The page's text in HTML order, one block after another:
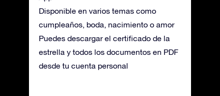
Disponible en varios temas como
cumpleaños, boda, nacimiento o amor
Puedes descargar el certificado de la
estrella y todos los documentos en PDF
desde tu cuenta personal